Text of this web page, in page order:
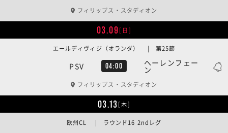
フィリップス・スタディオン
03.09[日]
PSV 04:00 ヘーレンフェー
ン
エールディヴィジ（オランダ） | 第25節
フィリップス・スタディオン
03.13[木]
欧州CL | ラウンド16 2ndレグ